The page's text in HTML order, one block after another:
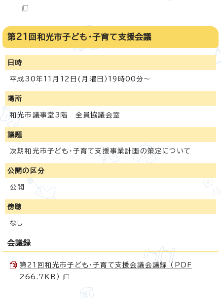
第21回和光市子ども・子育て支援会議
日時
平成30年11月12日(月曜日）19時00分～
場所
和光市議事堂3階 全員協議会室
議題
次期和光市子ども・子育て支援事業計画の策定について
公開の区分
公開
傍聴
なし
会議録
第21回和光市子ども・子育て支援会議会議録 （PDF
266.7KB）